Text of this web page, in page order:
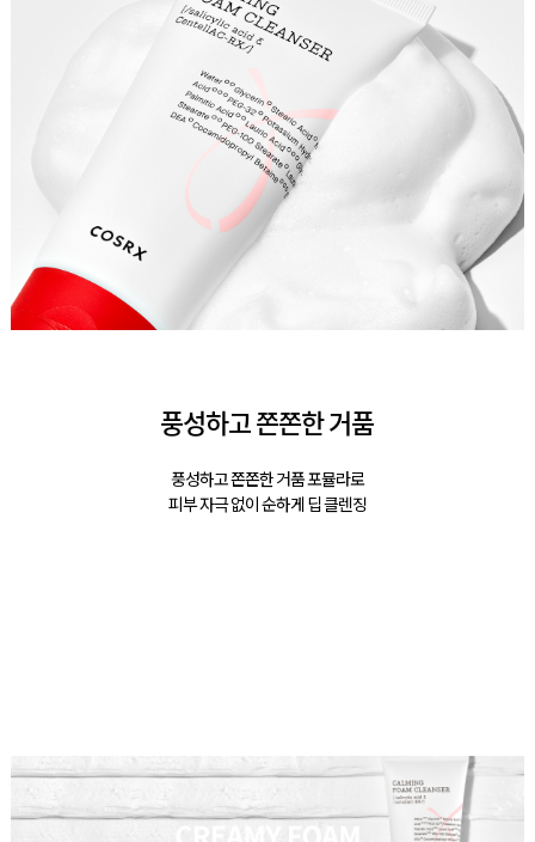
풍성하고 쫀쫀한 거품
풍성하고 쫀쫀한 거품 포뮬라로
피부 자극 없이 순하게 딥 클렌징